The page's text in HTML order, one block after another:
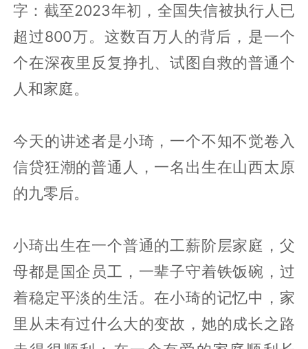
字：截至2023年初，全国失信被执行人已
超过800万。这数百万人的背后，是一个
个在深夜里反复挣扎、试图自救的普通个
人和家庭。
今天的讲述者是小琦，一个不知不觉卷入
信贷狂潮的普通人，一名出生在山西太原
的九零后。
小琦出生在一个普通的工薪阶层家庭，父
母都是国企员工，一辈子守着铁饭碗，过
着稳定平淡的生活。在小琦的记忆中，家
里从未有过什么大的变故，她的成长之路